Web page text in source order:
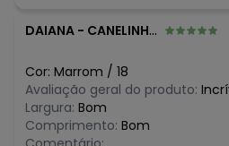
DAIANA - CANELINHA - SC
Cor: Marrom / 18
Avaliação geral do produto:
Largura: Bom
Comprimento: Bom